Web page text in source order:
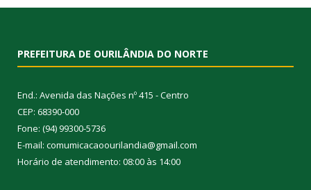
PREFEITURA DE OURILÂNDIA DO NORTE
End.: Avenida das Nações nº 415 - Centro
CEP: 68390-000
Fone: (94) 99300-5736
E-mail: comumicacaoourilandia@gmail.com
Horário de atendimento: 08:00 às 14:00